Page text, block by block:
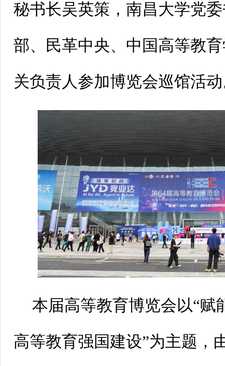
秘书长吴英策，南昌大学党
部、民革中央、中国高等教
关负责人参加博览会巡馆活
本届高等教育博览会以“赋
高等教育强国建设”为主题，